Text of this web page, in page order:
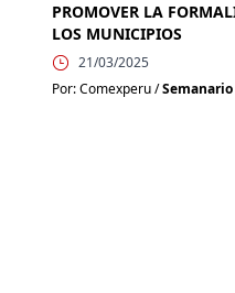
PROMOVER LA
LOS MUNICIPIOS
21/03/2025
Por: Comexperu /Semanario